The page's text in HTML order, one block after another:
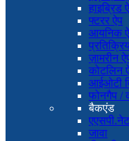
हाइब्रिड
फ्टरर ऐप
आयनिक
ज़ामरीन
कोटलिन
आईओटी
फोनगैप /
बैकएंड
एएसपी.नेट
जावा